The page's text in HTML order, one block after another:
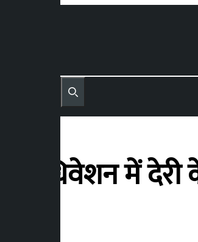
Recent NewsTrending News
Search
महाधिवेशन में